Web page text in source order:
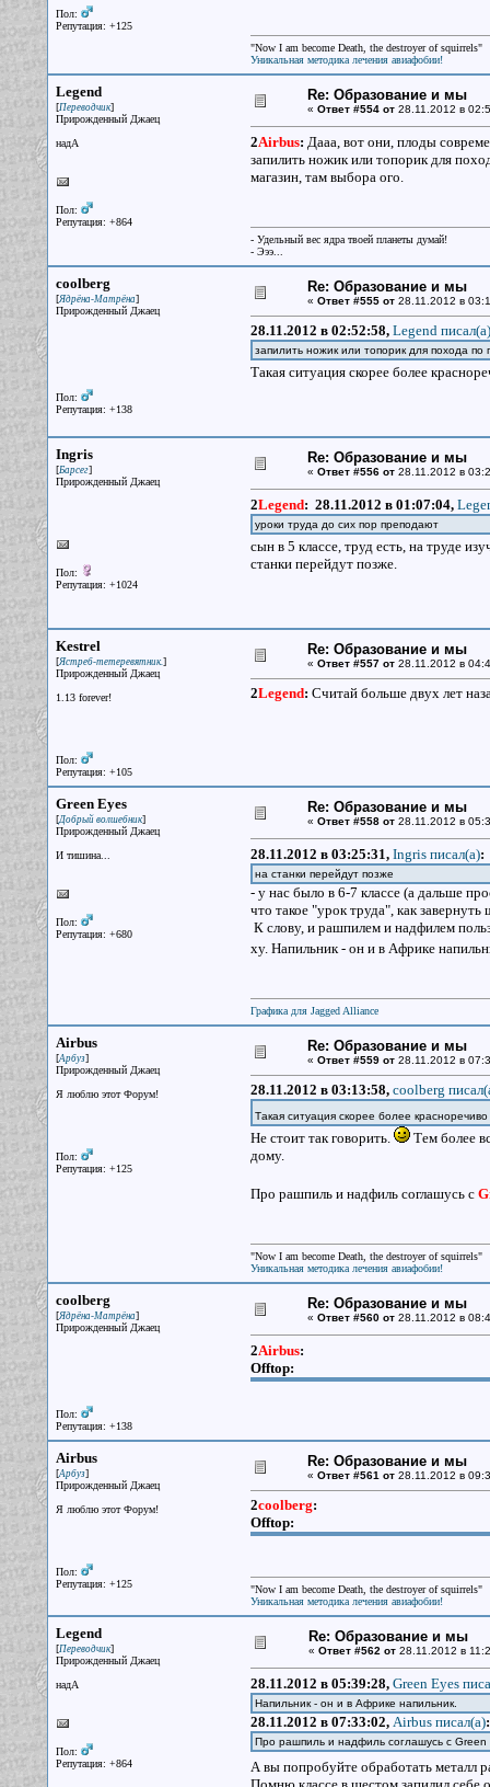
Пол:
Репутация: +125
"Now I am become Death, the destroyer of squirrels"
Уникальная методика лечения авиафобии!
Legend
[Переводчик]
Прирожденный Джаец
надА
Пол:
Репутация: +864
Re: Образование и мы
« Ответ #554 от28.11.2012 в
2Airbus: Дааа, вот они, плоды
запилить ножик или топорик для
магазин, там выбора ого.
- Удельный вес ядра твоей планеты думай!
- Эээ...
coolberg
[Ядрёна-Матрёна]
Прирожденный Джаец
Пол:
Репутация: +138
Re: Образование и мы
« Ответ #555 от28.11.2012 в
28.11.2012 в 02:52:58, Legend писал(a)
запилить ножик или топорик для похода
Такая ситуация скорее более
Ingris
[Барсег]
Прирожденный Джаец
Пол:
Репутация: +1024
Re: Образование и мы
« Ответ #556 от28.11.2012 в
2Legend: 28.11.2012 в 01:07:04,
уроки труда до сих пор преподают
сын в 5 классе, труд есть, на труде
станки перейдут позже.
Kestrel
[Ястреб-тетеревятник.]
Прирожденный Джаец
1.13 forever!
Пол:
Репутация: +105
Re: Образование и мы
« Ответ #557 от28.11.2012 в
2Legend: Считай больше двух лет
Green Eyes
[Добрый волшебник]
Прирожденный Джаец
И тишина...
Пол:
Репутация: +680
Re: Образование и мы
« Ответ #558 от28.11.2012 в
28.11.2012 в 03:25:31, Ingris писал(a):
на станки перейдут позже
- у нас было в 6-7 классе (а дальше
что такое "урок труда", как
К слову, и рашпилем и надфилем
ху. Напильник - он и в Африке
Графика для Jagged Alliance
Airbus
[Арбуз]
Прирожденный Джаец
Я люблю этот Форум!
Пол:
Репутация: +125
Re: Образование и мы
« Ответ #559 от28.11.2012 в
28.11.2012 в 03:13:58, coolberg
Такая ситуация скорее более
Не стоит так говорить.
Тем более
дому.
Про рашпиль и надфиль соглашусь с
"Now I am become Death, the destroyer of squirrels"
Уникальная методика лечения авиафобии!
coolberg
[Ядрёна-Матрёна]
Прирожденный Джаец
Пол:
Репутация: +138
Re: Образование и мы
« Ответ #560 от28.11.2012 в
2Airbus:
Offtop:
Airbus
[Арбуз]
Прирожденный Джаец
Я люблю этот Форум!
Пол:
Репутация: +125
Re: Образование и мы
« Ответ #561 от28.11.2012 в
2coolberg:
Offtop:
"Now I am become Death, the destroyer of squirrels"
Уникальная методика лечения авиафобии!
Legend
[Переводчик]
Прирожденный Джаец
надА
Пол:
Репутация: +864
Re: Образование и мы
« Ответ #562 от28.11.2012 в
28.11.2012 в 05:39:28, Green Eyes
Напильник - он и в Африке напильник.
28.11.2012 в 07:33:02, Airbus писал(a):
Про рашпиль и надфиль соглашусь с
А вы попробуйте обработать металл